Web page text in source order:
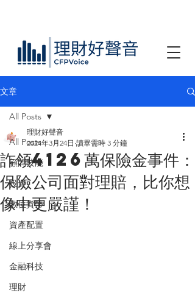
文章
All Posts
顧問技能
投資
數位貨幣
資產配置
線上分享會
金融科技
理財
All Posts
詐領4126萬保險金事件：
保險公司面對理賠，比你想
像中更嚴謹！
理財好聲音
2024年3月24日 讀畢需時 3 分鐘